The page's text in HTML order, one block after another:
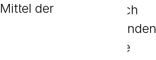
der
Sie richteten sich
Im Folgenden
aussagekräftige